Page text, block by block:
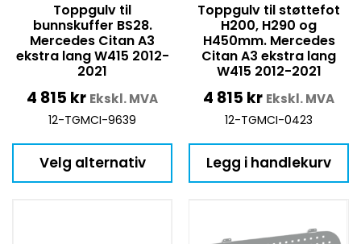
Toppgulv til
bunnskuffer BS28.
Mercedes Citan A3
ekstra lang W415 2012-
2021
4 815 kr Ekskl. MVA
12-TGMCI-9639
Velg alternativ
Toppgulv til støttefot
H200, H290 og
H450mm. Mercedes
Citan A3 ekstra lang
W415 2012-2021
4 815 kr Ekskl. MVA
12-TGMCI-0423
Legg i handlekurv